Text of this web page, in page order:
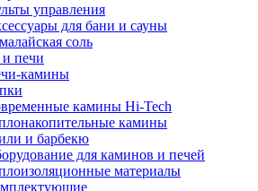
управления
для бани и сауны
соль
печи
камины
камины Hi-Tech
камины
и барбекю
для каминов и печей
материалы